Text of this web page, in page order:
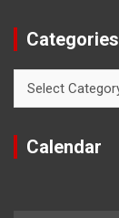
Categories
Calendar